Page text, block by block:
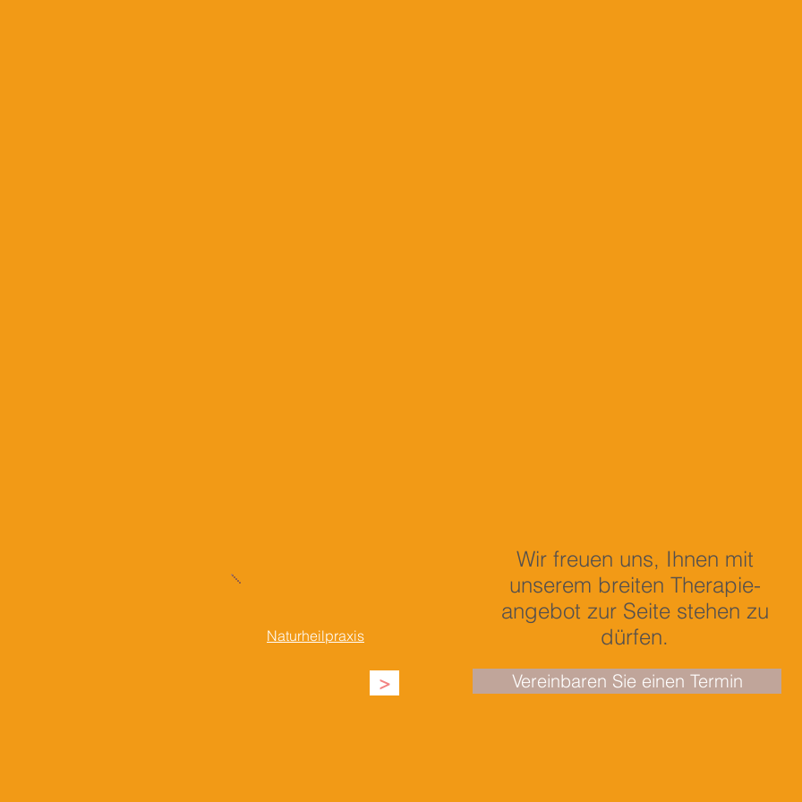
Naturheilpraxis
>
Wir freuen uns, Ihnen mit
unserem breiten Therapie-
angebot zur Seite stehen zu
dürfen.
Vereinbaren Sie einen Termin